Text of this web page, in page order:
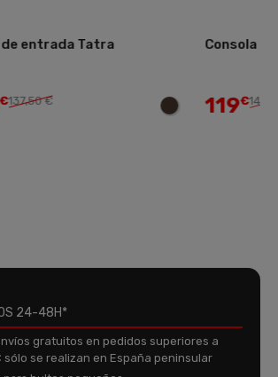
Tatra Consola Neyla
119 148,75 €
24-48H*
gratuitos en pedidos superiores a
sólo se realizan en España peninsular